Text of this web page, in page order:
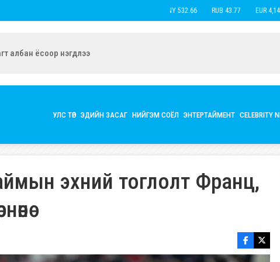
USD 3,593.87 CNY 532.66 RUB
экс нөхөр Б.Наранцацралт найзтай нь ханилан, бүл нэмжээ
УЛС ТӨР ЭДИЙН ЗАСАГ НИЙГЭМ СОЁЛ ЭНТЕРТАЙМЕНТ CELEBRITY
эхний тоглолт Франц,